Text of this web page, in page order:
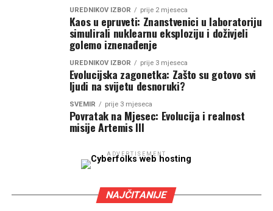
UREDNIKOV IZBOR prije 2 mjeseca
Kaos u epruveti: Znanstvenici u laboratoriju
simulirali nuklearnu eksploziju i doživjeli
golemo iznenađenje
UREDNIKOV IZBOR prije 3 mjeseca
Evolucijska zagonetka: Zašto su gotovo svi
ljudi na svijetu desnoruki?
SVEMIR prije 3 mjeseca
Povratak na Mjesec: Evolucija i realnost
misije Artemis III
ADVERTISEMENT
NAJČITANIJE